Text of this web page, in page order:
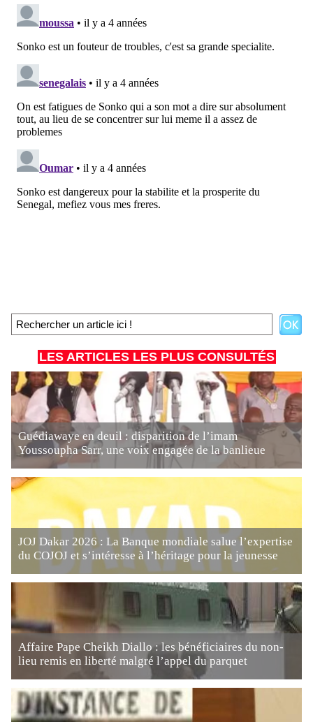
LES ARTICLES LES PLUS CONSULTÉS
Guédiawaye en deuil : disparition de l’imam
Youssoupha Sarr, une voix engagée de la banlieue
JOJ Dakar 2026 : La Banque mondiale salue l’expertise
du COJOJ et s’intéresse à l’héritage pour la jeunesse
Affaire Pape Cheikh Diallo : les bénéficiaires du non-
lieu remis en liberté malgré l’appel du parquet